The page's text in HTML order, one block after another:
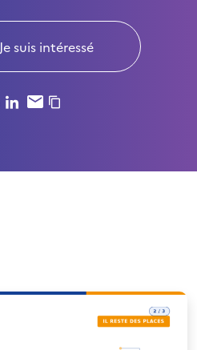
Je suis intéressé